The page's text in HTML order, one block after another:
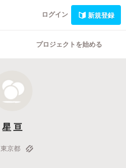
ログイン 新規登録
プロジェクトを始める
星 亘
東京都